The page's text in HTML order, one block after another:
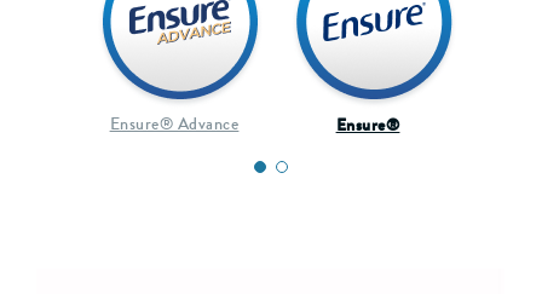
Ensure® Advance Ensure®